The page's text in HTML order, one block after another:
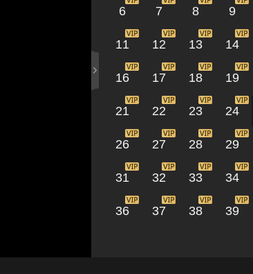
6 7 8 9
11 12 13 14
16 17 18 19
21 22 23 24
26 27 28 29
31 32 33 34
36 37 38 39